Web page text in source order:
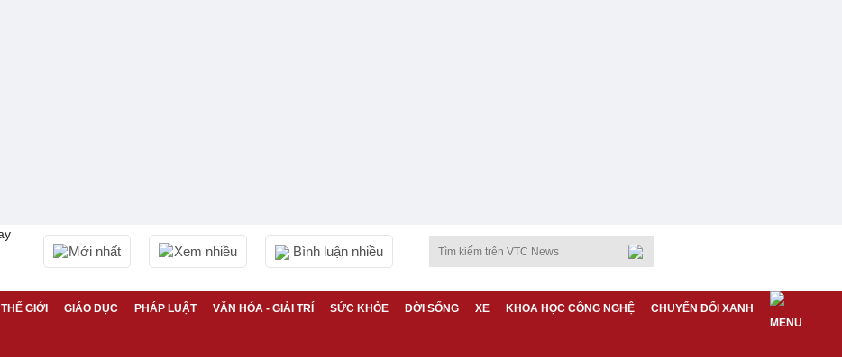
Mới nhất Xem nhiều Bình luận nhiều
THẾ GIỚI GIÁO DỤC PHÁP LUẬT VĂN HÓA - GIẢI TRÍ SỨC KHỎE ĐỜI SỐNG XE KHOA HỌC CÔNG NGHỆ CHUYỂN ĐỔI XANH